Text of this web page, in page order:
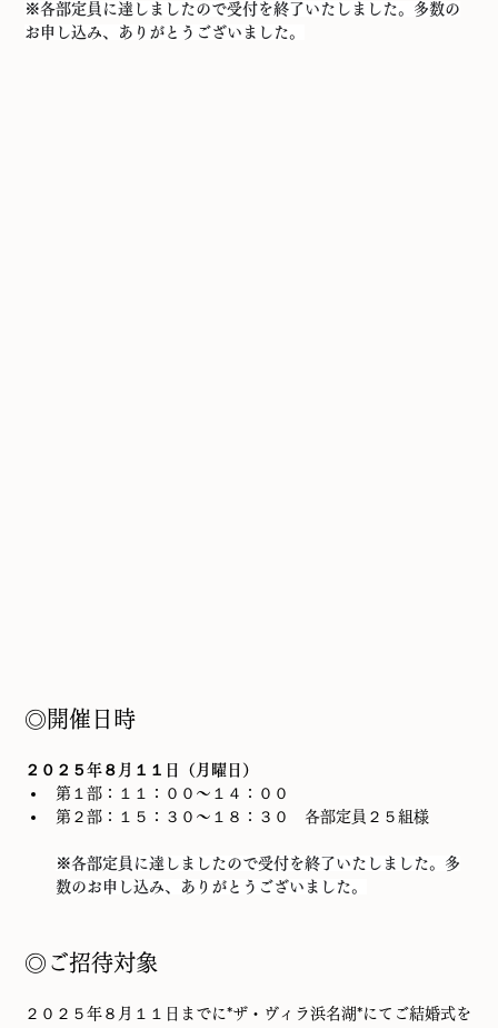
※各部定員に達しましたので受付を終了いたしました。多数の
お申し込み、ありがとうございました。
◎開催日時
２０２５年８月１１日（月曜日）
第１部：１１：００～１４：００
第２部：１５：３０～１８：３０　各部定員２５組様
※各部定員に達しましたので受付を終了いたしました。多
数のお申し込み、ありがとうございました。
◎ご招待対象
２０２５年８月１１日までに*ザ・ヴィラ浜名湖*にてご結婚式を